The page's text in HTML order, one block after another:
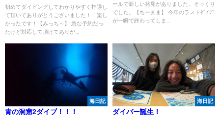
た！！
初めてダイビングしてわかりやすく指導し
て頂いてありがとうございました！！楽し
かったです！【みっち～】 急な予約だっ
たけど対応して頂けてありが...
ールで新しい発見がありました。そっくり
でした。【ちーまま】 今年のラストﾀﾞｲﾌﾞ
が一瞬で終わってしま...
海日記
青の洞窟2ダイブ！！！
海日記
ダイバー誕生！